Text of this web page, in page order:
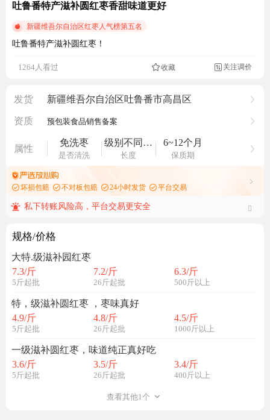
吐鲁番特产滋补圆红枣香甜味道更好
新疆维吾尔自治区红枣人气榜第五名
吐鲁番特产滋补圆红枣！
1264人看过
收藏 关注调价
发货 新疆维吾尔自治区吐鲁番市高昌区
资质 预包装食品销售备案
属性
免洗枣
是否清洗
级别不同大小不同。
长度
6~12个月
保质期
坏损包赔 不对板包赔 24小时发货 平台交易
私下转账风险高，平台交易更安全
规格/价格
大特.级滋补园红枣
7.3/斤
5斤起批
7.2/斤
26斤起批
6.3/斤
500斤以上
特，级滋补圆红枣 ，枣味真好
4.9/斤
5斤起批
4.8/斤
26斤起批
4.5/斤
1000斤以上
一级滋补圆红枣，味道纯正真好吃
3.6/斤
5斤起批
3.5/斤
26斤起批
3.4/斤
400斤以上
查看其他1个